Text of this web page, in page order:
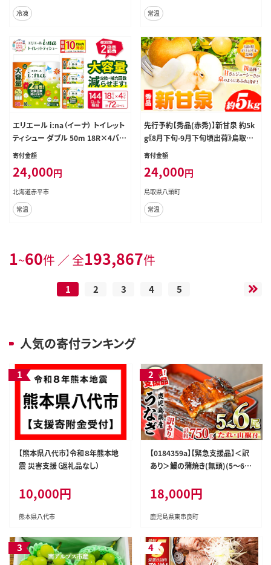
冷凍
常温
エリエール i:na（イーナ） トイレット
ティシュー ダブル 50m 18R×4パッ
ク 計72ロール 最短 10日以内配送
交換 補充 回数減 長持ち まとめ買い
防災 常備品 備蓄品 消耗品 日用品
生活必需品 赤平市
寄付金額
24,000円
北海道赤平市
常温
先行予約【秀品(赤秀)】新甘泉 約5k
g《8月下旬-9月下旬頃出荷》鳥取県
八頭町 梨 なし 果物 フルーツ 特産
無料 果汁 デザート---yazu_zsy_25
7_5kg---
寄付金額
24,000円
鳥取県八頭町
常温
1~60件 ／ 全193,867件
1 2 3 4 5
人気の寄付ランキング
【熊本県八代市】令和８年熊本地
震 災害支援（返礼品なし）
10,000円
熊本県八代市
【0184359a】【緊急支援品】＜訳
あり＞鰻の蒲焼き(無頭)(5～6
なぎ ウナギ 鰻 国産 蒲焼 蒲焼き
たれ 鹿児島 ふるさと 人気 支援
【アクアおおすみ】
18,000円
鹿児島県東串良町